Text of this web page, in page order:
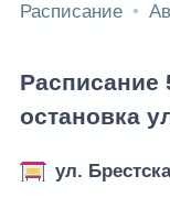
Расписание
Расписание
остановка
ул.